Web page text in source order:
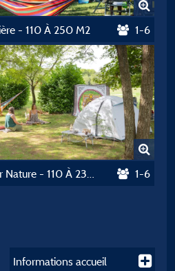
- 110 À 250 M2 1-6
Emplacement Grandeur Nature - 110 À 230 M2 1-6
Informations accueil